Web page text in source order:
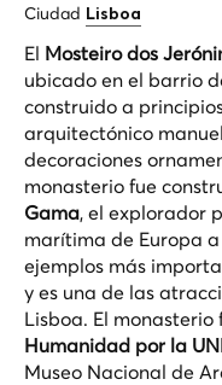
Ciudad Lisboa
El Mosteiro dos
ubicado en el barrio
construido a
arquitectónico
decoraciones
monasterio fue
Gama, el explorador
marítima de Europa
ejemplos más
y es una de las
Lisboa. El monasterio
Humanidad por la
Museo Nacional de